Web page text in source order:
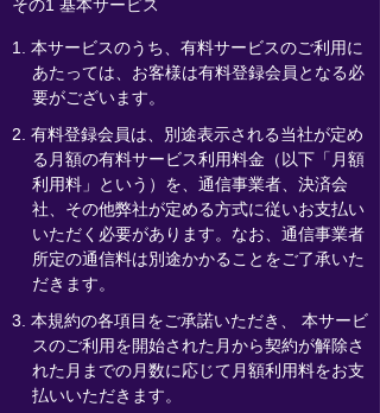
その1 基本サービス
1. 本サービスのうち、有料サービスのご利用に
あたっては、お客様は有料登録会員となる必
要がございます。
2. 有料登録会員は、別途表示される当社が定め
る月額の有料サービス利用料金（以下「月額
利用料」という）を、通信事業者、決済会
社、その他弊社が定める方式に従いお支払い
いただく必要があります。なお、通信事業者
所定の通信料は別途かかることをご了承いた
だきます。
3. 本規約の各項目をご承諾いただき、 本サービ
スのご利用を開始された月から契約が解除さ
れた月までの月数に応じて月額利用料をお支
払いいただきます。